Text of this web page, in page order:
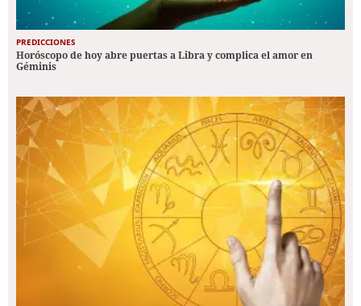
PREDICCIONES
Horóscopo de hoy abre puertas a Libra y complica el amor en
Géminis